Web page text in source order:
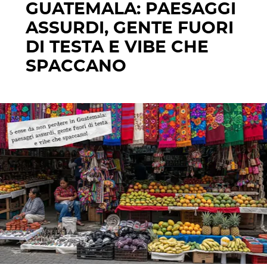
GUATEMALA: PAESAGGI
ASSURDI, GENTE FUORI
DI TESTA E VIBE CHE
SPACCANO